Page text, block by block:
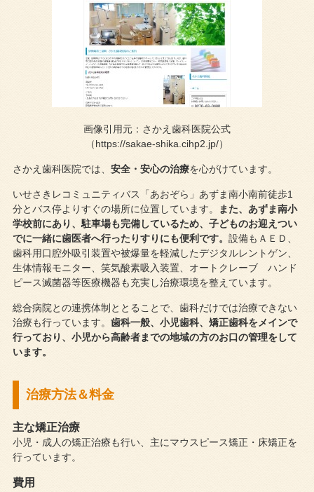
画像引用元：さかえ歯科医院公式
（https://sakae-shika.cihp2.jp/）
さかえ歯科医院では、 安全・安心の治療を心がけています。
いせさきレコミュニティバス「あおぞら」あずま南小南前徒歩1
分とバス停よりすぐの場所に位置しています。
また、あずま南小
学校前にあり、駐車場も完備しているため、子どものお迎えつい
でに一緒に歯医者へ行ったりすりにも便利です。 設備もＡＥＤ、
歯科用口腔外吸引装置や被爆量を軽減したデジタルレントゲン、
生体情報モニター、笑気酸素吸入装置、オートクレーブ ハンド
ピース滅菌器等医療機器も充実し治療環境を整えています。
総合病院との連携体制ととることで、歯科だけでは治療できない
治療も行っています。 歯科一般、小児歯科、矯正歯科をメインで
行っており、小児から高齢者までの地域の方のお口の管理をして
います。
治療方法＆料金
主な矯正治療
小児・成人の矯正治療も行い、主にマウスピース矯正・床矯正を
行っています。
費用